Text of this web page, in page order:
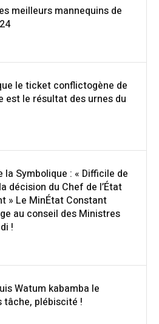
meilleurs mannequins de
le ticket conflictogène de
est le résultat des urnes du
la Symbolique : « Difficile de
décision du Chef de l’État
» Le MinÉtat Constant
au conseil des Ministres
!
Watum kabamba le
tâche, plébiscité !